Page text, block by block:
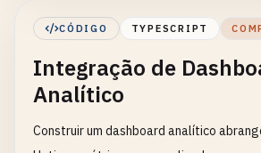
CÓDIGO TYPESCRIPT
Integração de
Analítico
Construir um dashboard analítico